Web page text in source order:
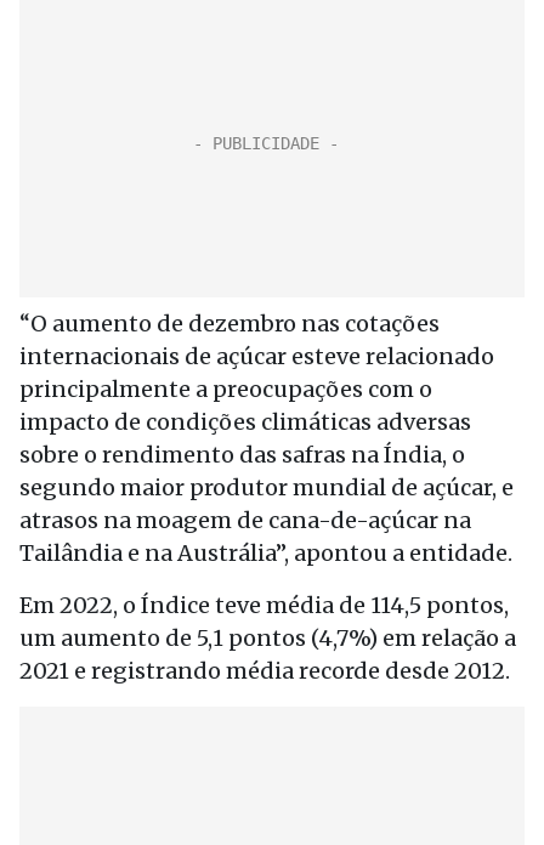
“O aumento de dezembro nas cotações
internacionais de açúcar esteve relacionado
principalmente a preocupações com o
impacto de condições climáticas adversas
sobre o rendimento das safras na Índia, o
segundo maior produtor mundial de açúcar, e
atrasos na moagem de cana-de-açúcar na
Tailândia e na Austrália”, apontou a entidade.
Em 2022, o Índice teve média de 114,5 pontos,
um aumento de 5,1 pontos (4,7%) em relação a
2021 e registrando média recorde desde 2012.